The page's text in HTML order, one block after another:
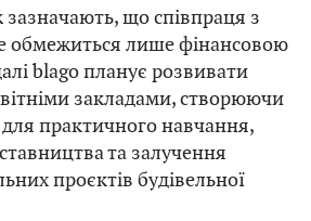
зазначають, що співпраця з
обмежиться лише фінансовою
blago планує розвивати
закладами, створюючи
практичного навчання,
та залучення
проєктів будівельної